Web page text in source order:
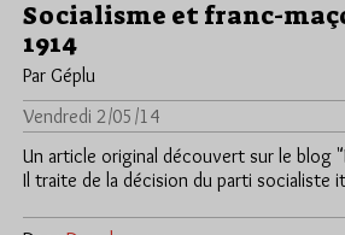
Socialisme et franc-
1914
Par Géplu
Vendredi 2/05/14
Un article original découvert sur le blog
Il traite de la décision du parti socialiste